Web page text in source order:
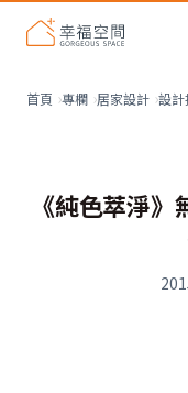
首頁 專欄 居家設計 設計
《純色萃淨